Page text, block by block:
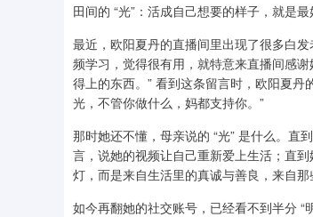
田间的 “光”：活成自己想要的样子，就是
最近，欧阳夏丹的直播间里出现了很多白
频学习，觉得很有用，就特意来直播间感
得上的东西。” 看到这条留言时，欧阳夏
光，不管你做什么，妈都支持你。”
那时她还不懂，母亲说的 “光” 是什么。直
言，说她的视频让自己重新爱上生活；直
灯，而是来自生活里的真诚与善良，来自那
如今再翻她的社交账号，已经看不到半分